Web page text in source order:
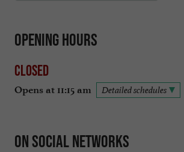
Opening hours
Closed
Opens at 11:15 am Detailed schedules
On social networks